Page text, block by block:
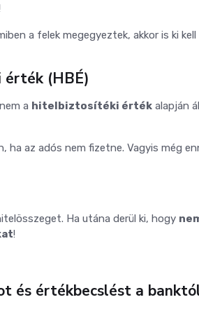
a felek megegyeztek, akkor is ki
érték (HBÉ)
a hitelbiztosítéki érték alapján
ha az adós nem fizetne. Vagyis még
Ha utána derül ki, hogy
!
és értékbecslést a